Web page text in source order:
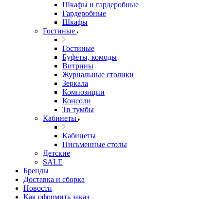
Шкафы и гардеробные
Гардеробные
Шкафы
Гостиные
Гостиные
Буфеты, комоды
Витрины
Журнальные столики
Зеркала
Композиции
Консоли
Тв тумбы
Кабинеты
Кабинеты
Письменные столы
Детские
SALE
Бренды
Доставка и сборка
Новости
Как оформить заказ